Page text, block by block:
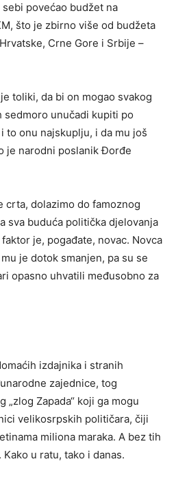
povećao budžet na
što je zbirno više od budžeta
Crne Gore i Srbije –
toliki, da bi on mogao svakog
sedmoro unučadi kupiti po
to onu najskuplju, i da mu još
je narodni poslanik Đorđe
crta, dolazimo do famoznog
sva buduća politička djelovanja
je, pogađate, novac. Novca
je dotok smanjen, pa su se
opasno uhvatili međusobno za
izdajnika i stranih
zajednice, tog
„zlog Zapada“ koji ga mogu
velikosrpskih političara, čiji
miliona maraka. A bez tih
u ratu, tako i danas.